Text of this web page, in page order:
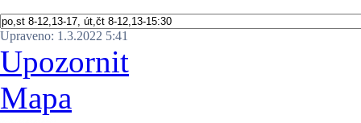
Upraveno: 1.3.2022 5:41
Upozornit
Mapa